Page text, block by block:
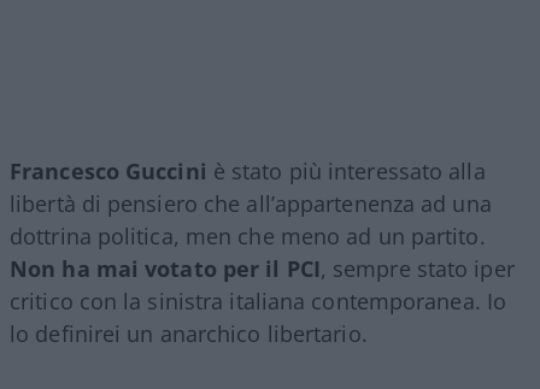
Francesco Guccini è stato più interessato alla
libertà di pensiero che all’appartenenza ad una
dottrina politica, men che meno ad un partito.
Non ha mai votato per il PCI, sempre stato iper
critico con la sinistra italiana contemporanea. Io
lo definirei un anarchico libertario.